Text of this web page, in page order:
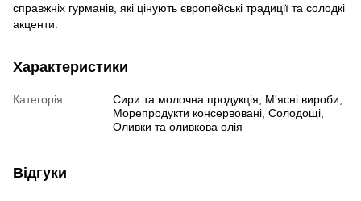
справжніх гурманів, які цінують європейські традиції та солодкі
акценти.
Характеристики
Категорія
Сири та молочна продукція, М'ясні вироби,
Морепродукти консервовані, Солодощі,
Оливки та оливкова олія
Відгуки